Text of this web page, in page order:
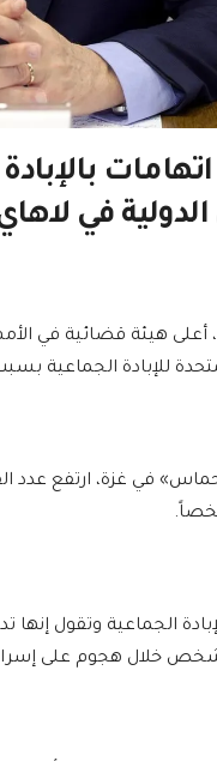
اتهامات
في
هيئة قضائية في
للإبادة
في غزة، ارتفع عدد
الجماعية وتقول